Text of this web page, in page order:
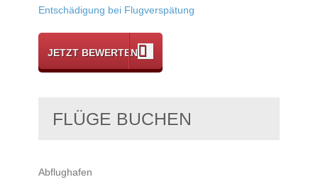
Entschädigung bei Flugverspätung
JETZT BEWERTEN
FLÜGE BUCHEN